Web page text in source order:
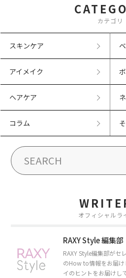
カテゴリ
スキンケア
アイメイク
ヘアケア
コラム
オフィシャルラ
RAXY Style 編集部
RAXY Style編集部がセ
のHow to情報をお届
イのヒントをお届けし